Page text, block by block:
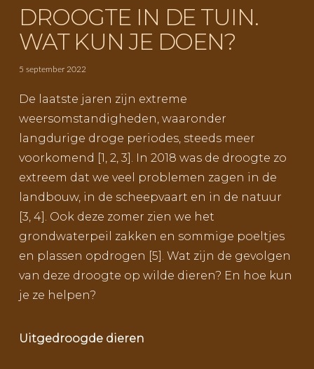
DROOGTE IN DE TUIN.
WAT KUN JE DOEN?
5 september 2022
De laatste jaren zijn extreme
weersomstandigheden, waaronder
langdurige droge periodes, steeds meer
voorkomend [1, 2, 3]. In 2018 was de droogte zo
extreem dat we veel problemen zagen in de
landbouw, in de scheepvaart en in de natuur
[3, 4]. Ook deze zomer zien we het
grondwaterpeil zakken en sommige poeltjes
en plassen opdrogen [5]. Wat zijn de gevolgen
van deze droogte op wilde dieren? En hoe kun
je ze helpen?
Uitgedroogde dieren